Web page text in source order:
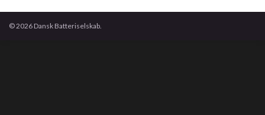
© 2026 Dansk Batteriselskab.